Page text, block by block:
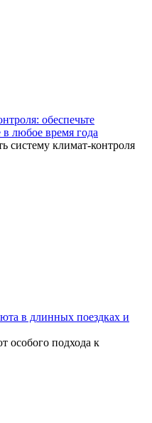
обеспечьте
любое время года
систему климат-контроля
в длинных поездках и
особого подхода к